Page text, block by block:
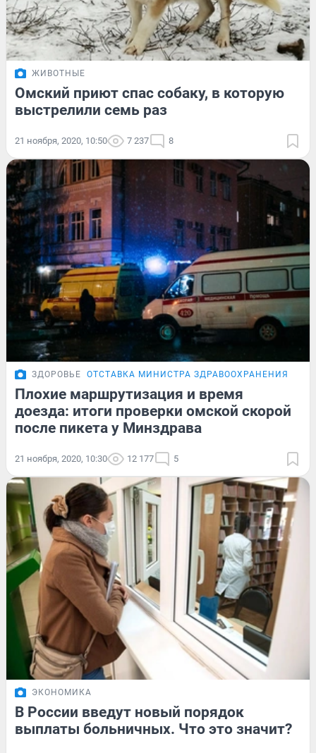
ЖИВОТНЫЕ
Омский приют спас собаку, в которую
выстрелили семь раз
21 ноября, 2020, 10:50 7 237 8
ЗДОРОВЬЕ ОТСТАВКА МИНИСТРА ЗДРАВООХРАНЕНИЯ
Плохие маршрутизация и время
доезда: итоги проверки омской скорой
после пикета у Минздрава
21 ноября, 2020, 10:30 12 177 5
ЭКОНОМИКА
В России введут новый порядок
выплаты больничных. Что это значит?